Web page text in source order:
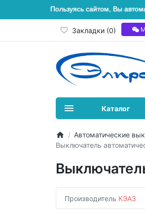
Пользуясь сайтом, Вы
Закладки (0)
Каталог
Автоматические
Выключатель
Производитель КЭАЗ